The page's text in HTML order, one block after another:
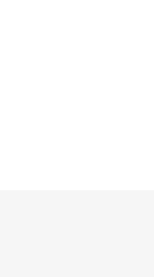
网络连接方